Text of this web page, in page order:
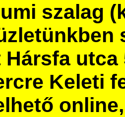
szalag
utca
Keleti